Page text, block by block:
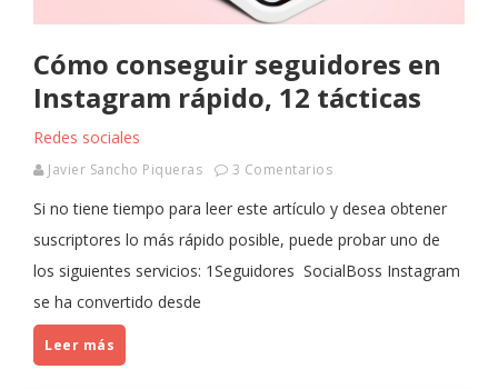
Cómo conseguir seguidores en
Instagram rápido, 12 tácticas
Redes sociales
Javier Sancho Piqueras 3 Comentarios
Si no tiene tiempo para leer este artículo y desea obtener
suscriptores lo más rápido posible, puede probar uno de
los siguientes servicios: 1Seguidores SocialBoss Instagram
se ha convertido desde
Leer más